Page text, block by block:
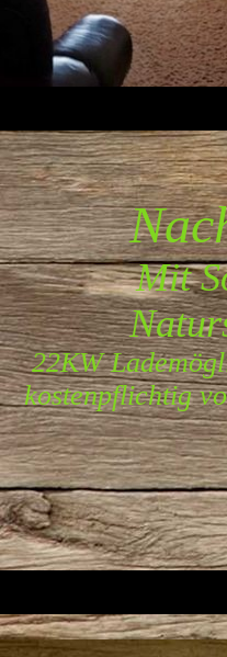
Mit
22KW
kostenpflichtig